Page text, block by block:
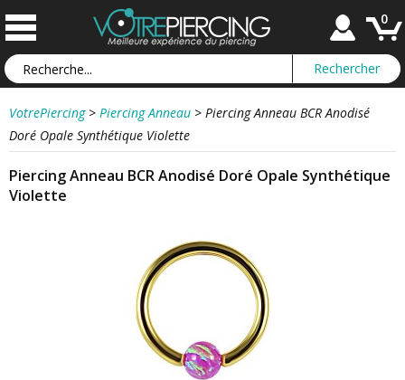
0
VotrePiercing > Piercing Anneau > Piercing Anneau BCR Anodisé
Doré Opale Synthétique Violette
Piercing Anneau BCR Anodisé Doré Opale Synthétique
Violette